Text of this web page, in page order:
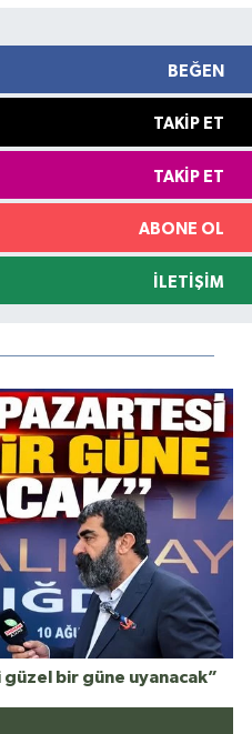
BEĞEN
TAKIP ET
TAKIP ET
ABONE OL
İLETIŞIM
bir güne uyanacak”